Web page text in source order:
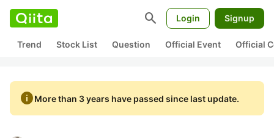
search Login Signup
Trend Stock List Question Official Event Official
infoMore than 3 years have passed since last update.